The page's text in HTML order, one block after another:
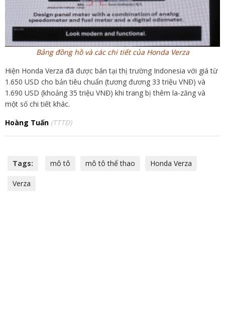
Bảng đồng hồ và các chi tiết của Honda Verza
Hiện Honda Verza đã được bán tại thị trường Indonesia với giá từ
1.650 USD cho bản tiêu chuẩn (tương đương 33 triệu VNĐ) và
1.690 USD (khoảng 35 triệu VNĐ) khi trang bị thêm la-zăng và
một số chi tiết khác.
Hoàng Tuấn (TTTĐ)
Tags: mô tô mô tô thể thao Honda Verza
Verza